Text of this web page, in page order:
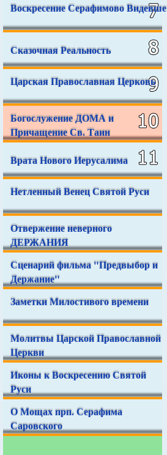
Воскресение Серафимово Видевше
Сказочная Реальность
Царская Православная Церковь
Богослужение ДОМА и
Причащение Св. Таин
Врата Нового Иерусалима
Нетленный Венец Святой Руси
Отвержение неверного
ДЕРЖАНИЯ
Сценарий фильма "Предвыбор и
Держание"
Заметки Милостивого времени
Молитвы Царской Православной
Церкви
Иконы к Воскресению Святой
Руси
О Мощах прп. Серафима
Саровского